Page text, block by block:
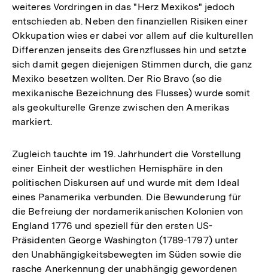
weiteres Vordringen in das "Herz Mexikos" jedoch
entschieden ab. Neben den finanziellen Risiken einer
Okkupation wies er dabei vor allem auf die kulturellen
Differenzen jenseits des Grenzflusses hin und setzte
sich damit gegen diejenigen Stimmen durch, die ganz
Mexiko besetzen wollten. Der Rio Bravo (so die
mexikanische Bezeichnung des Flusses) wurde somit
als geokulturelle Grenze zwischen den Amerikas
markiert.
Zugleich tauchte im 19. Jahrhundert die Vorstellung
einer Einheit der westlichen Hemisphäre in den
politischen Diskursen auf und wurde mit dem Ideal
eines Panamerika verbunden. Die Bewunderung für
die Befreiung der nordamerikanischen Kolonien von
England 1776 und speziell für den ersten US-
Präsidenten George Washington (1789-1797) unter
den Unabhängigkeitsbewegten im Süden sowie die
rasche Anerkennung der unabhängig gewordenen